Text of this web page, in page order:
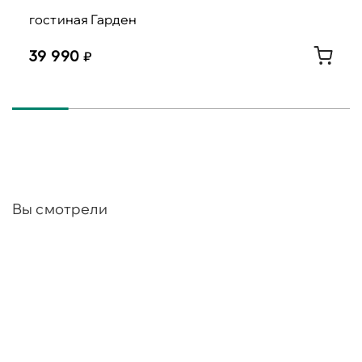
гостиная Гарден
39 990
Вы смотрели